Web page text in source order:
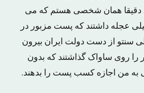
دقیقا همان شخصی هستم که می
عجله داشتند که پست مزبور در
سنتو از دست دولت ایران بیرون
را روی ساواک گذاشتند که بدون
به من اجازه کسب پست را بدهند.